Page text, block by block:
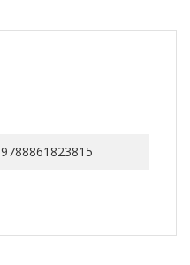
9788861823815